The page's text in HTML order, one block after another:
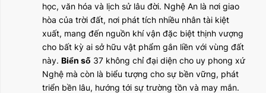
học, văn hóa và lịch sử lâu đời. Nghệ An là nơi giao
hòa của trời đất, nơi phát tích nhiều nhân tài kiệt
xuất, mang đến nguồn khí vận đặc biệt thịnh vượng
cho bất kỳ ai sở hữu vật phẩm gắn liền với vùng đất
này. Biển số 37 không chỉ đại diện cho uy phong xứ
Nghệ mà còn là biểu tượng cho sự bền vững, phát
triển bền lâu, hướng tới sự trường tồn và may mắn.